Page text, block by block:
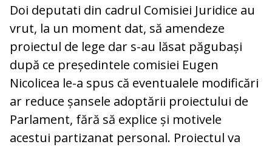
Doi deputati din cadrul Comisiei Juridice au
vrut, la un moment dat, să amendeze
proiectul de lege dar s-au lăsat păgubași
după ce președintele comisiei Eugen
Nicolicea le-a spus că eventualele modificări
ar reduce șansele adoptării proiectului de
Parlament, fără să explice și motivele
acestui partizanat personal. Proiectul va